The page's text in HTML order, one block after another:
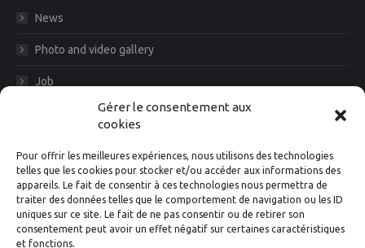
Gérer le consentement aux
cookies
Pour offrir les meilleures expériences, nous utilisons des technologies
telles que les cookies pour stocker et/ou accéder aux informations des
appareils. Le fait de consentir à ces technologies nous permettra de
traiter des données telles que le comportement de navigation ou les ID
uniques sur ce site. Le fait de ne pas consentir ou de retirer son
consentement peut avoir un effet négatif sur certaines caractéristiques
et fonctions.
News
Photo and video gallery
Job
Diam News, Keep in touch